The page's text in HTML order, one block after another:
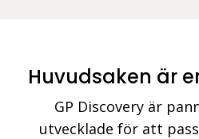
Huvudsaken är
GP Discovery är
utvecklade för att